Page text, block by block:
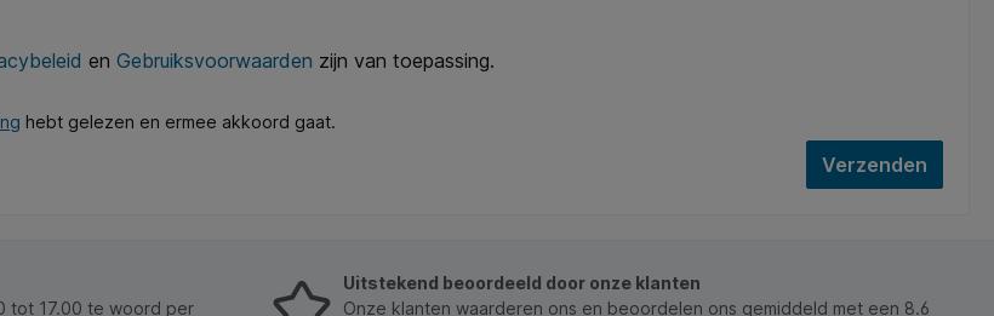
en Gebruiksvoorwaarden zijn van toepassing.
hebt gelezen en ermee akkoord gaat.
Verzenden
tot 17.00 te woord per
Uitstekend beoordeeld door onze klanten
Onze klanten waarderen ons en beoordelen ons gemiddeld met een 8.6